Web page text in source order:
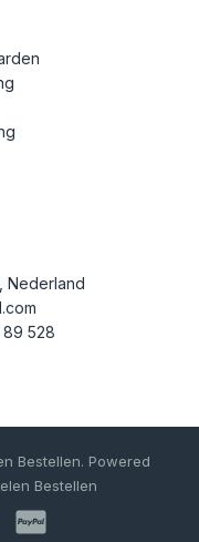
Nederland
89 528
Bestellen. Powered
Bestellen